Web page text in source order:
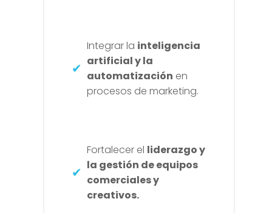
Integrar la inteligencia
artificial y la
automatización en
procesos de marketing.
Fortalecer el liderazgo y
la gestión de equipos
comerciales y
creativos.